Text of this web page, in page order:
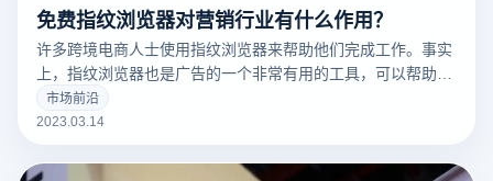
免费指纹浏览器对营销行业有什么作用？
许多跨境电商人士使用指纹浏览器来帮助他们完成工作。事实
上，指纹浏览器也是广告的一个非常有用的工具，可以帮助广
告营销人员解决许多问题。
市场前沿
2023.03.14